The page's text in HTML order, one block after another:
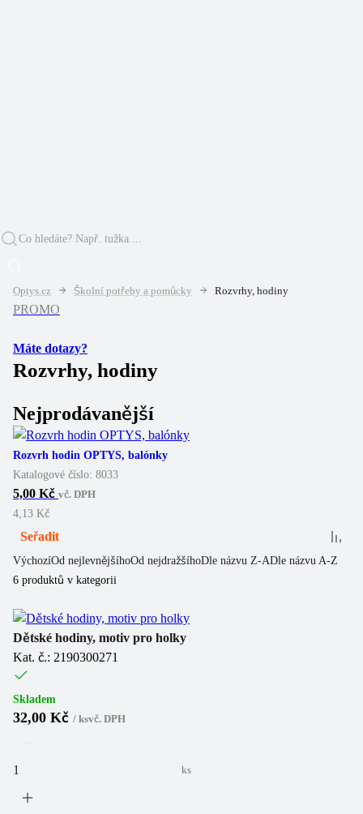
Optys.cz Školní potřeby a pomůcky Rozvrhy, hodiny
PROMO
Máte dotazy?
Rozvrhy, hodiny
Nejprodávanější
Rozvrh hodin OPTYS, balónky
Katalogové číslo: 8033
5,00 Kč vč. DPH
4,13 Kč
Seřadit
VýchozíOd nejlevnějšíhoOd nejdražšíhoDle názvu Z-ADle názvu A-Z
6 produktů v kategorii
Dětské hodiny, motiv pro holky
Kat. č.: 2190300271
Skladem
32,00 Kč / ksvč. DPH
ks